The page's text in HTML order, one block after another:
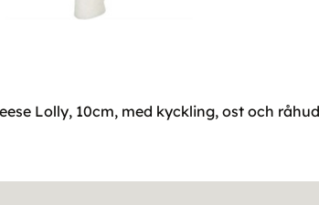
Lolly, 10cm, med kyckling, ost och